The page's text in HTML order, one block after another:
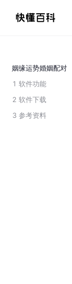
姻缘运势婚姻配对
1 软件功能
2 软件下载
3 参考资料